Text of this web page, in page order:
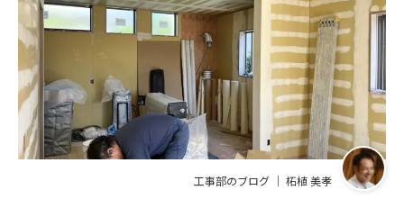
工事部のブログ ｜ 柘植 美孝